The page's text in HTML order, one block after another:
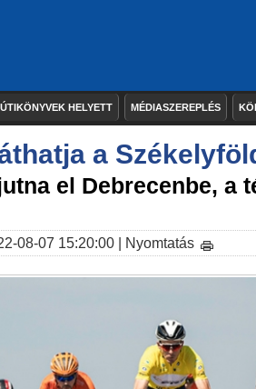
ÚTIKÖNYVEK HELYETT MÉDIASZEREPLÉS
a
el Debrecenbe, a
08-07 15:20:00 | Nyomtatás